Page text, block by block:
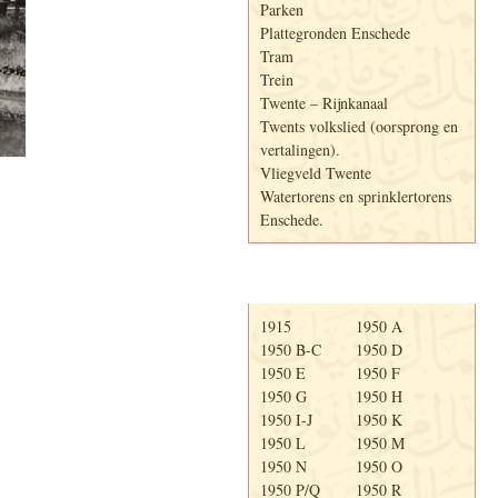
Parken
Plattegronden Enschede
Tram
Trein
Twente – Rijnkanaal
Twents volkslied (oorsprong en
vertalingen).
Vliegveld Twente
Watertorens en sprinklertorens
Enschede.
1915
1950 A
1950 B-C
1950 D
1950 E
1950 F
1950 G
1950 H
1950 I-J
1950 K
1950 L
1950 M
1950 N
1950 O
1950 P/Q
1950 R